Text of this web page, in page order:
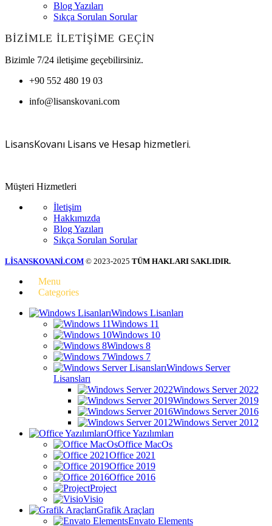
Blog Yazıları
Sıkça Sorulan Sorular
BİZİMLE İLETİŞİME GEÇİN
Bizimle 7/24 iletişime geçebilirsiniz.
+90 552 480 19 03
info@lisanskovani.com
LisansKovanı Lisans ve Hesap hizmetleri.
Müşteri Hizmetleri
İletişim
Hakkımızda
Blog Yazıları
Sıkça Sorulan Sorular
LİSANSKOVANİ.COM © 2023-2025 TÜM HAKLARI SAKLIDIR.
Menu
Categories
Windows Lisanları
Windows 11
Windows 10
Windows 8
Windows 7
Windows Server
Lisansları
Windows Server 2022
Windows Server 2019
Windows Server 2016
Windows Server 2012
Office Yazılımları
Office MacOs
Office 2021
Office 2019
Office 2016
Project
Visio
Grafik Araçları
Envato Elements